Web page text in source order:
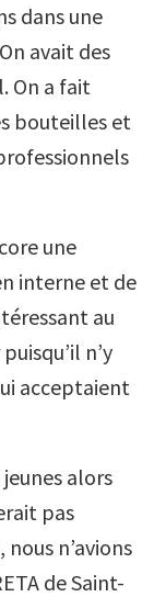
dans une
avait des
On a fait
bouteilles et
une
interne et de
au
n’y
acceptaient
alors
pas
n’avions
de Saint-